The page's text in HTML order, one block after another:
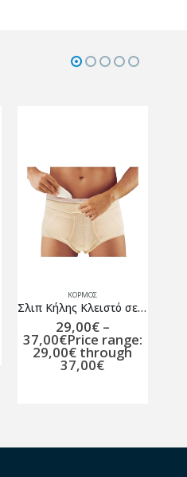
ΚΟΡΜΌΣ
Σλιπ Κήλης Κλειστό σε Μπεζ Χρώμα
29,00€ –
37,00€Price range:
29,00€ through
37,00€